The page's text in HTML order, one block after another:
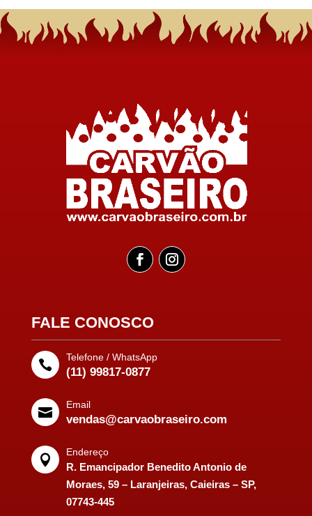
FALE CONOSCO

Telefone / WhatsApp
(11) 99817-0877

Email
vendas@carvaobraseiro.com

Endereço
R. Emancipador Benedito Antonio de
Moraes, 59 – Laranjeiras, Caieiras – SP,
07743-445